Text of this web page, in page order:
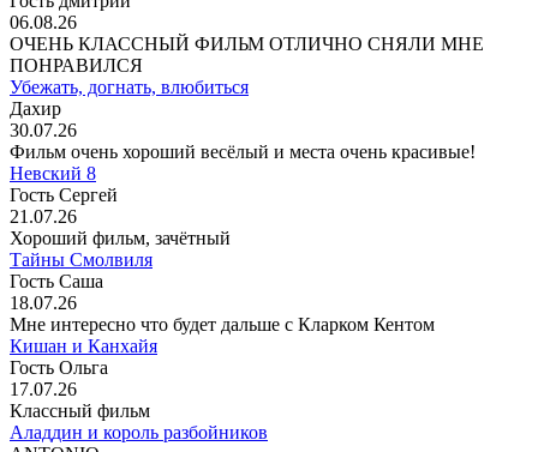
06.08.26
ОЧЕНЬ КЛАССНЫЙ ФИЛЬМ ОТЛИЧНО СНЯЛИ МНЕ
ПОНРАВИЛСЯ
Убежать, догнать, влюбиться
Дахир
30.07.26
Фильм очень хороший весёлый и места очень красивые!
Невский 8
Гость Сергей
21.07.26
Хороший фильм, зачётный
Тайны Смолвиля
Гость Саша
18.07.26
Мне интересно что будет дальше с Кларком Кентом
Кишан и Канхайя
Гость Ольга
17.07.26
Классный фильм
Аладдин и король разбойников